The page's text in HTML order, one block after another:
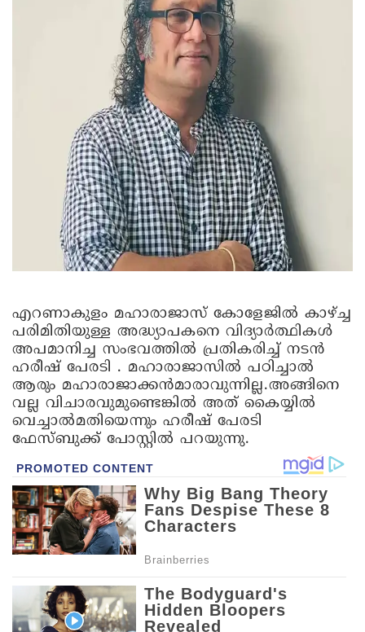
എറണാകുളം മഹാരാജാസ് കോളേജിൽ കാഴ്‌ച്ച
പരിമിതിയുള്ള അദ്ധ്യാപകനെ വിദ്യാർത്ഥികൾ
അപമാനിച്ച സംഭവത്തിൽ പ്രതികരിച്ച് നടൻ
ഹരീഷ് പേരടി . മഹാരാജാസിൽ പഠിച്ചാൽ
ആരും മഹാരാജാക്കൻമാരാവുന്നില്ല.അങ്ങിനെ
വല്ല വിചാരവുമുണ്ടെങ്കിൽ അത് കൈയ്യിൽ
വെച്ചാൽമതിയെന്നും ഹരീഷ് പേരടി
ഫേസ്ബുക്ക് പോസ്റ്റിൽ പറയുന്നു.